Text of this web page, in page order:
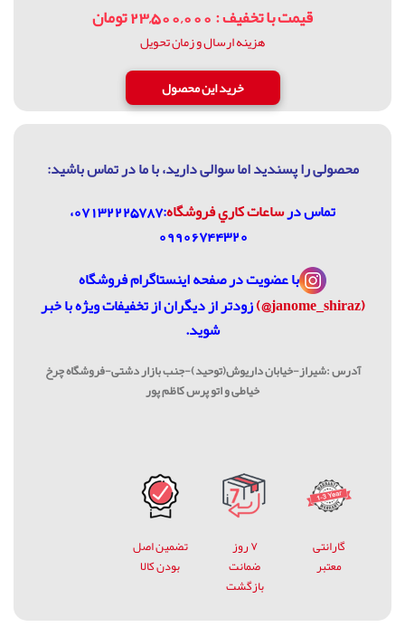
قیمت با تخفیف : 23,500,000 تومان
هزینه ارسال و زمان تحویل
محصولی را پسندید اما سوالی دارید، با ما در تماس باشيد:
تماس درساعات كاري فروشگاه
:07132225787،
09906744320
با عضویت درصفحه اینستاگرام فروشگاه
(janome_shiraz@)
زودتر از دیگران از تخفیفات ویژه با خبر
شوید.
آدرس :شیراز-خیابان داریوش(توحید)-جنب بازار دشتی-فروشگاه چرخ
خیاطی و اتو پرس کاظم پور
گارانتی
معتبر
۷ روز
ضمانت
بازگشت
تضمین اصل
بودن کالا